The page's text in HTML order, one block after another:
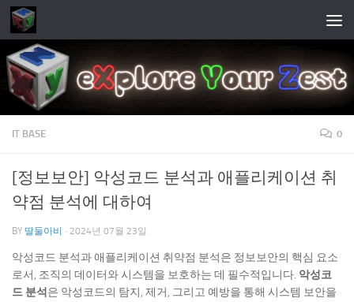
Skip to content
IT BASE 0
[정보보안] 악성코드 분석과 애플리케이션 취
약점 분석에 대하여
BY 딸둘아비 · 2024년 07월 23일
악성코드 분석과 애플리케이션 취약점 분석은 정보보안의 핵심 요소
로서, 조직의 데이터와 시스템을 보호하는 데 필수적입니다. 악성코
드 분석 은 악성코드의 탐지, 제거, 그리고 예방을 통해 시스템 보안을